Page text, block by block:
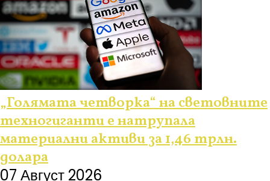
„Голямата четворка“ на световните
техногиганти е натрупала
материални активи за 1,46 трлн.
долара
07 Август 2026